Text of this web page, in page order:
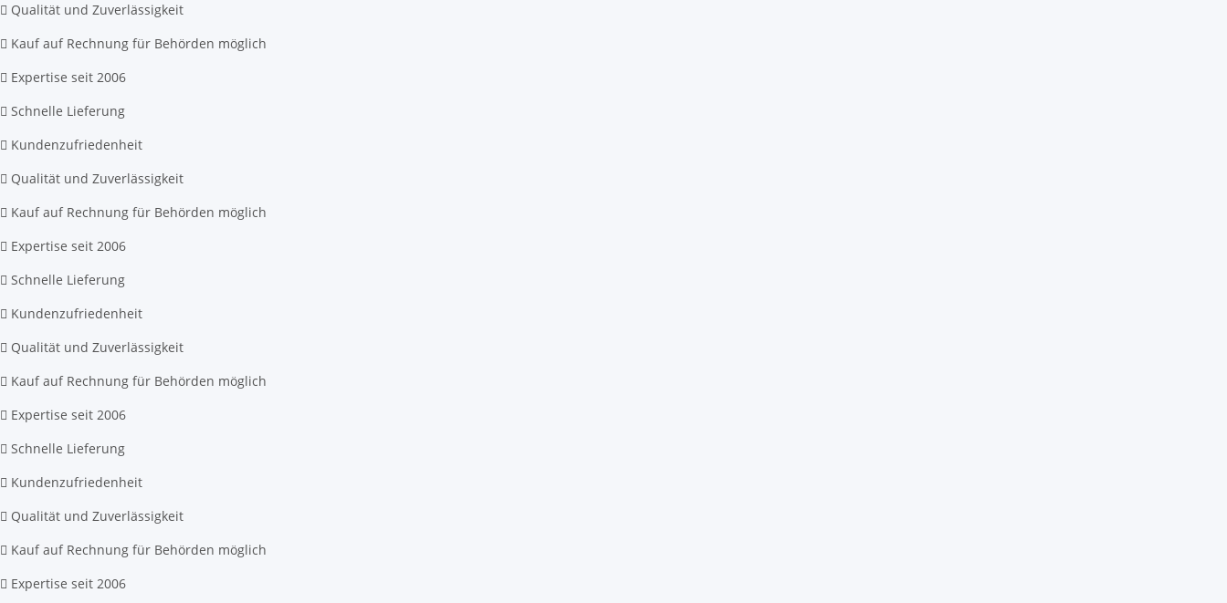
Qualität und Zuverlässigkeit
Kauf auf Rechnung für Behörden möglich
Expertise seit 2006
Schnelle Lieferung
Kundenzufriedenheit
Qualität und Zuverlässigkeit
Kauf auf Rechnung für Behörden möglich
Expertise seit 2006
Schnelle Lieferung
Kundenzufriedenheit
Qualität und Zuverlässigkeit
Kauf auf Rechnung für Behörden möglich
Expertise seit 2006
Schnelle Lieferung
Kundenzufriedenheit
Qualität und Zuverlässigkeit
Kauf auf Rechnung für Behörden möglich
Expertise seit 2006